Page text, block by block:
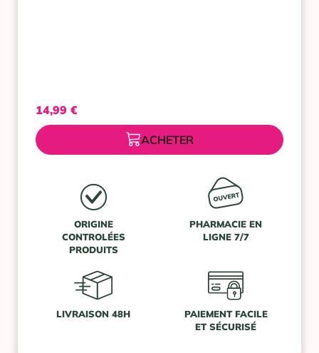
14,99 €
ACHETER
ORIGINE
CONTROLÉES
PRODUITS
PHARMACIE EN
LIGNE 7/7
LIVRAISON 48H
PAIEMENT FACILE
ET SÉCURISÉ